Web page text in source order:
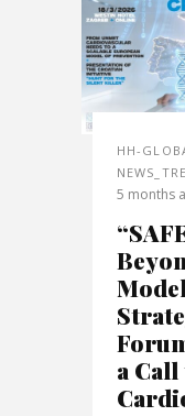
HH-
5 months
a